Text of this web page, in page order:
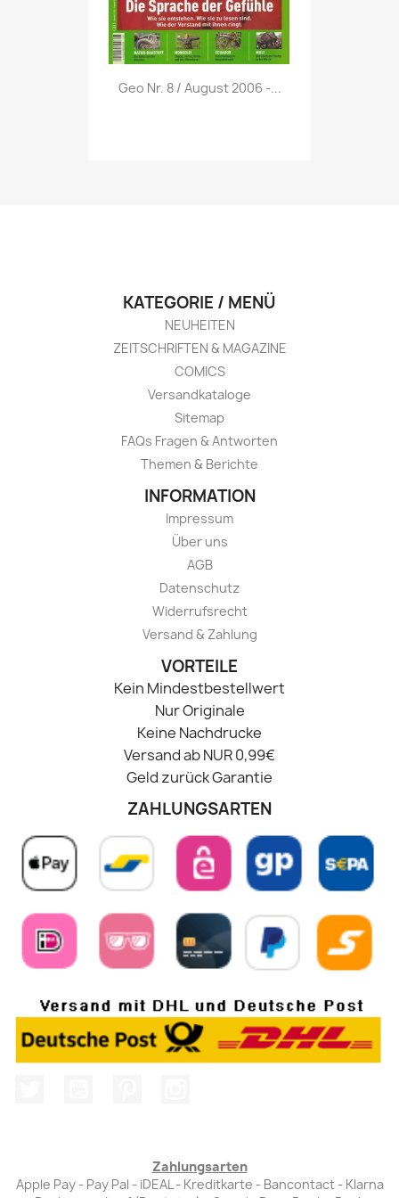
 Vorschau
Geo Nr. 8 / August 2006 -...
KATEGORIE / MENÜ
NEUHEITEN
ZEITSCHRIFTEN & MAGAZINE
COMICS
Versandkataloge
Sitemap
FAQs Fragen & Antworten
Themen & Berichte
INFORMATION
Impressum
Über uns
AGB
Datenschutz
Widerrufsrecht
Versand & Zahlung
VORTEILE
Kein Mindestbestellwert
Nur Originale
Keine Nachdrucke
Versand ab NUR 0,99€
Geld zurück Garantie
ZAHLUNGSARTEN
Zahlungsarten
Apple Pay - Pay Pal - iDEAL - Kreditkarte - Bancontact - Klarna